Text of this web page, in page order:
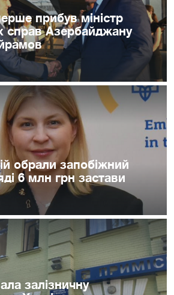
прибув міністр
справ Азербайджану
обрали запобіжний
6 млн грн застави
залізничну